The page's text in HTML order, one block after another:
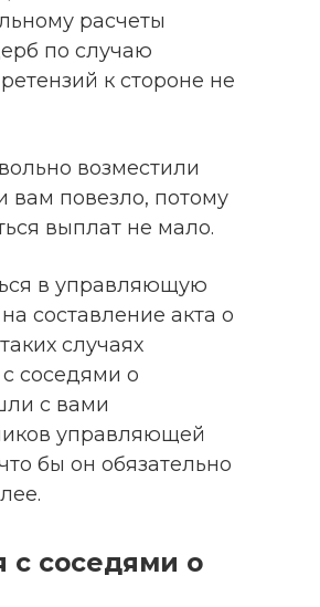
расчеты
по случаю
к стороне не
возместили
вам повезло, потому
выплат не мало.
в управляющую
составление акта о
случаях
соседями о
с вами
управляющей
бы он обязательно
с соседями о